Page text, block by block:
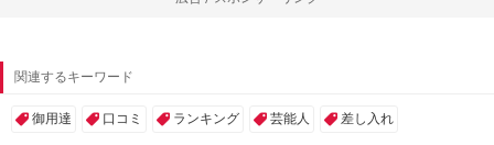
関連するキーワード
御用達 口コミ ランキング 芸能人 差し入れ